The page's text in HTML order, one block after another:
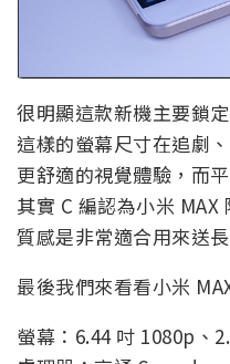
很明顯這款新機主要鎖
這樣的螢幕尺寸在追劇
更舒適的視覺體驗，而
其實 C 編認為小米
質感是非常適合用來送
最後我們來看看小米
螢幕：6.44 吋 1080p、